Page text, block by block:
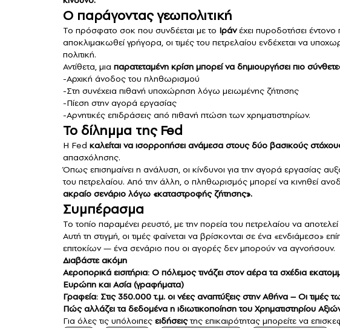
Ο παράγοντας γεωπολιτική
Το πρόσφατο σοκ που συνδέεται με το Ιράνέχει πυροδοτήσει
αποκλιμακωθεί γρήγορα, οι τιμές του πετρελαίου ενδέχεται να
πολιτική.
Αντίθετα, μια παρατεταμένη κρίση μπορεί να δημιουργήσει πιο
-Αρχική άνοδος του πληθωρισμού
-Στη συνέχεια πιθανή υποχώρηση λόγω μειωμένης ζήτησης
-Πίεση στην αγορά εργασίας
-Αρνητικές επιδράσεις από πιθανή πτώση των χρηματιστηρίων.
Το δίλημμα της Fed
Η Fed καλείται να ισορροπήσει ανάμεσα στους δύο βασικούς
απασχόλησης.
Όπως επισημαίνει η ανάλυση, οι κίνδυνοι για την αγορά εργασίας
του πετρελαίου. Από την άλλη, ο πληθωρισμός μπορεί να κινηθεί
ακραίο σενάριο λόγω «καταστροφής ζήτησης».
Συμπέρασμα
Το τοπίο παραμένει ρευστό, με την πορεία του πετρελαίου να αποτελεί
Αυτή τη στιγμή, οι τιμές φαίνεται να βρίσκονται σε ένα
επιτοκίων — ένα σενάριο που οι αγορές δεν μπορούν να αγνοήσουν.
Διαβάστε ακόμη
Αεροπορικά εισιτήρια: Ο πόλεμος τινάζει στον αέρα τα σχέδια
Ευρώπη και Ασία (γραφήματα)
Γραφεία: Στις 350.000 τ.μ. οι νέες αναπτύξεις στην Αθήνα – Οι τιμές
Πώς αλλάζει τα δεδομένα η ιδιωτικοποίηση του Χρηματιστηρίου
Για όλες τις υπόλοιπες ειδήσειςτης επικαιρότητας μπορείτε να